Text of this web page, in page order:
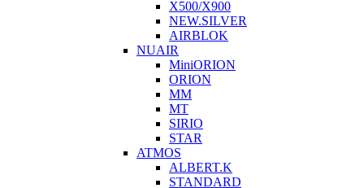
X500/X900
NEW.SILVER
AIRBLOK
NUAIR
MiniORION
ORION
MM
MT
SIRIO
STAR
ATMOS
ALBERT.K
STANDARD